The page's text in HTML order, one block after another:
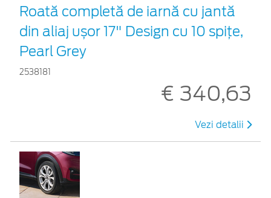
Roată completă de iarnă cu jantă
din aliaj ușor 17" Design cu 10 spițe,
Pearl Grey
2538181
€ 340,63
Vezi detalii